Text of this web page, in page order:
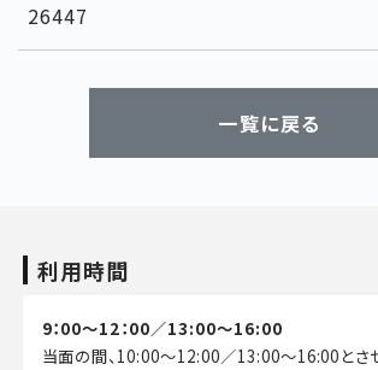
26447
一覧に戻る
利用時間
9：00～12：00／13:00～16:00
当面の間、10:00～12:00／13:00～16:00とさ